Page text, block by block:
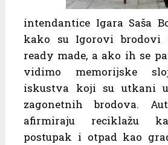
intendantice Igara Saša
kako su Igorovi brodovi
ready made, a ako ih se
vidimo memorijske
iskustva koji su utkani
zagonetnih brodova.
afirmiraju reciklažu
postupak i otpad kao